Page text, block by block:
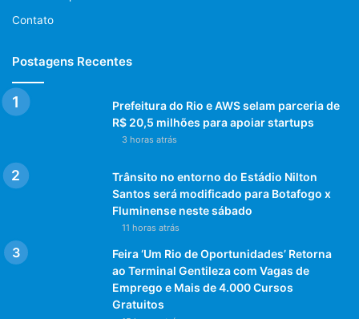
Contato
Postagens Recentes
Prefeitura do Rio e AWS selam parceria de
R$ 20,5 milhões para apoiar startups
3 horas atrás
Trânsito no entorno do Estádio Nilton
Santos será modificado para Botafogo x
Fluminense neste sábado
11 horas atrás
Feira ‘Um Rio de Oportunidades’ Retorna
ao Terminal Gentileza com Vagas de
Emprego e Mais de 4.000 Cursos
Gratuitos